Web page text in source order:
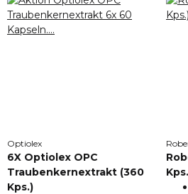
Optiolex
6X Optiolex OPC
Traubenkernextrakt (360
Kps.)